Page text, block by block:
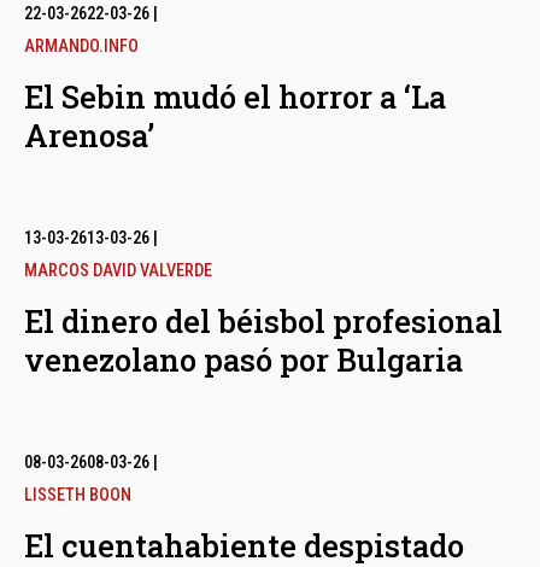
22-03-2622-03-26
ARMANDO.INFO
El Sebin mudó el horror a ‘La
Arenosa’
13-03-2613-03-26
MARCOS DAVID VALVERDE
El dinero del béisbol profesional
venezolano pasó por Bulgaria
08-03-2608-03-26
LISSETH BOON
El cuentahabiente despistado